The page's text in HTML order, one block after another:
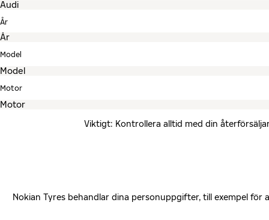
År
Model
Motor
Viktigt: Kontrollera alltid med din
Nokian Tyres behandlar dina personuppgifter, till exempel